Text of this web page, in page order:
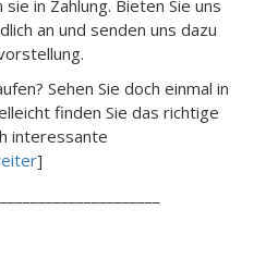
in Zahlung. Bieten Sie uns
an und senden uns dazu
Sehen Sie doch einmal in
finden Sie das richtige
interessante
]